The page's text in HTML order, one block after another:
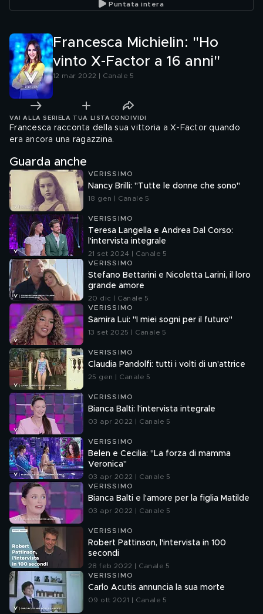
Puntata intera
Francesca Michielin: "Ho
vinto X-Factor a 16 anni"
12 mar 2022 | Canale 5
VAI ALLA SERIE LA TUA LISTA CONDIVIDI
Francesca racconta della sua vittoria a X-Factor quando
era ancora una ragazzina.
Guarda anche
VERISSIMO
Nancy Brilli: "Tutte le donne che sono"
18 gen | Canale 5
VERISSIMO
Teresa Langella e Andrea Dal Corso:
l'intervista integrale
21 set 2024 | Canale 5
VERISSIMO
Stefano Bettarini e Nicoletta Larini, il loro
grande amore
20 dic | Canale 5
VERISSIMO
Samira Lui: "I miei sogni per il futuro"
13 set 2025 | Canale 5
VERISSIMO
Claudia Pandolfi: tutti i volti di un'attrice
25 gen | Canale 5
VERISSIMO
Bianca Balti: l'intervista integrale
03 apr 2022 | Canale 5
VERISSIMO
Belen e Cecilia: "La forza di mamma
Veronica"
03 apr 2022 | Canale 5
VERISSIMO
Bianca Balti e l'amore per la figlia Matilde
03 apr 2022 | Canale 5
VERISSIMO
Robert Pattinson, l'intervista in 100
secondi
28 feb 2022 | Canale 5
VERISSIMO
Carlo Acutis annuncia la sua morte
09 ott 2021 | Canale 5